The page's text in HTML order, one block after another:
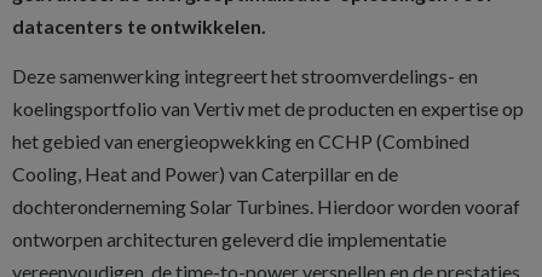
datacenters te ontwikkelen.
Deze samenwerking integreert het stroomverdelings- en
koelingsportfolio van Vertiv met de producten en expertise op
het gebied van energieopwekking en CCHP (Combined
Cooling, Heat and Power) van Caterpillar en de
dochteronderneming Solar Turbines. Hierdoor worden vooraf
ontworpen architecturen geleverd die implementatie
vereenvoudigen, de time-to-power versnellen en de prestaties